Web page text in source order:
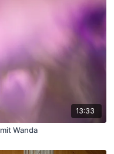
13:33
Frühlings Meditation zum Neubeginn - mit Wanda